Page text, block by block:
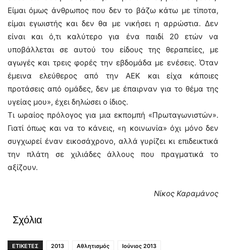
Είμαι όμως άνθρωπος που δεν το βάζω κάτω με τίποτα,
είμαι εγωιστής και δεν θα με νικήσει η αρρώστια. Δεν
είναι και ό,τι καλύτερο για ένα παιδί 20 ετών να
υποβάλλεται σε αυτού του είδους της θεραπείες, με
αγωγές και τρεις φορές την εβδομάδα με ενέσεις. Όταν
έμεινα ελεύθερος από την ΑΕΚ και είχα κάποιες
προτάσεις από ομάδες, δεν με έπαιρναν για το θέμα της
υγείας μου», έχει δηλώσει ο ίδιος.
Τι ωραίος πρόλογος για μια εκπομπή «Πρωταγωνιστών».
Γιατί όπως και να το κάνεις, «η κοινωνία» όχι μόνο δεν
συγχωρεί έναν εικοσάχρονο, αλλά γυρίζει κι επιδεικτικά
την πλάτη σε χιλιάδες άλλους που πραγματικά το
αξίζουν.
Νίκος Καραμάνος
Σχόλια
ΕΤΙΚΕΤΕΣ 2013 Αθλητισμός
Ιούνιος 2013